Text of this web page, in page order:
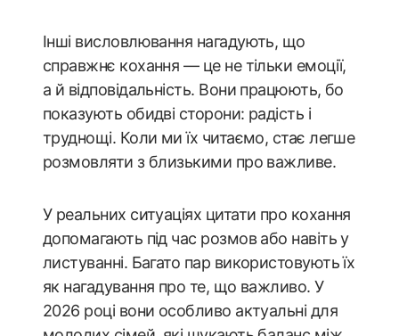
Інші висловлювання нагадують, що
справжнє кохання — це не тільки емоції,
а й відповідальність. Вони працюють, бо
показують обидві сторони: радість і
труднощі. Коли ми їх читаємо, стає легше
розмовляти з близькими про важливе.
У реальних ситуаціях цитати про кохання
допомагають під час розмов або навіть у
листуванні. Багато пар використовують їх
як нагадування про те, що важливо. У
2026 році вони особливо актуальні для